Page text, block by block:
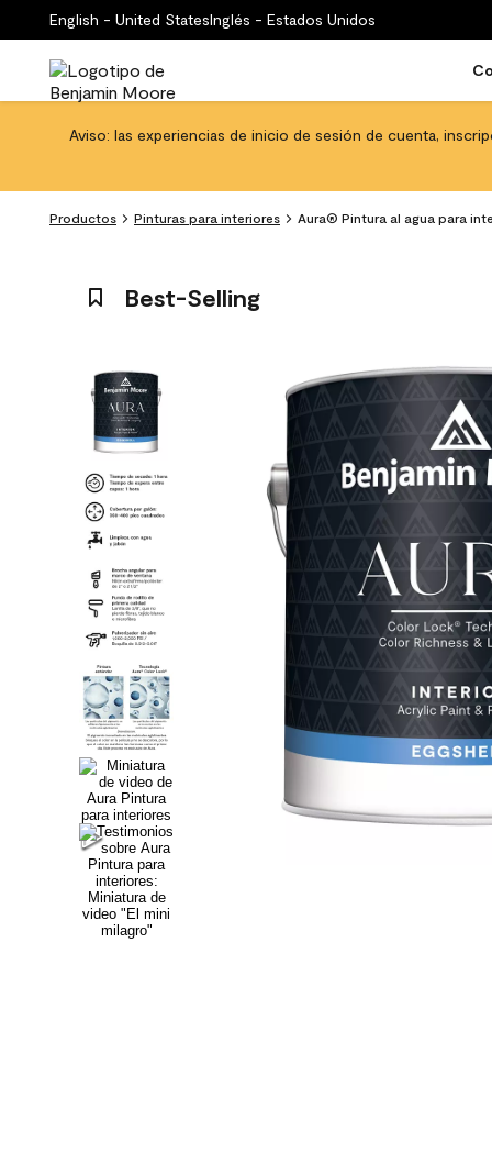
English - United StatesInglés - Estados Unidos
Aviso: las experiencias de inicio de sesión de cuenta,
Productos Pinturas para interiores Aura® Pintura al agua para
Best-Selling